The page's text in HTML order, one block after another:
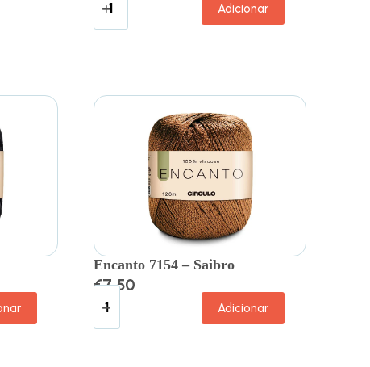
Adicionar
Encanto 7154 – Saibro
€7.50
Adicionar